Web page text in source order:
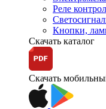
Реле
Кнопки,
Скачать каталог
Скачать